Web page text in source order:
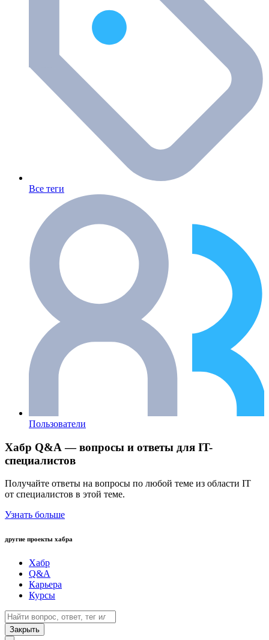
Все теги
Пользователи
Хабр Q&A — вопросы и ответы для IT-
специалистов
Получайте ответы на вопросы по любой теме из области IT
от специалистов в этой теме.
Узнать больше
другие проекты хабра
Хабр
Q&A
Карьера
Курсы
Закрыть